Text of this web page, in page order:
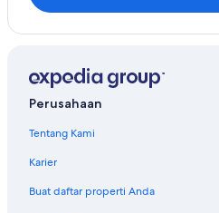
Perusahaan
Tentang Kami
Karier
Buat daftar properti Anda